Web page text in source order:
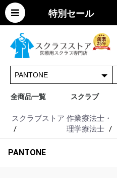
特別セール
全商品一覧 スクラブ
スクラブストア 作業療法士・
理学療法士
PANTONE